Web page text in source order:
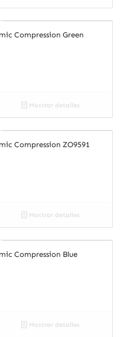
Compression Green
Mostrar detalles
Compression ZO9591
Mostrar detalles
Compression Blue
Mostrar detalles